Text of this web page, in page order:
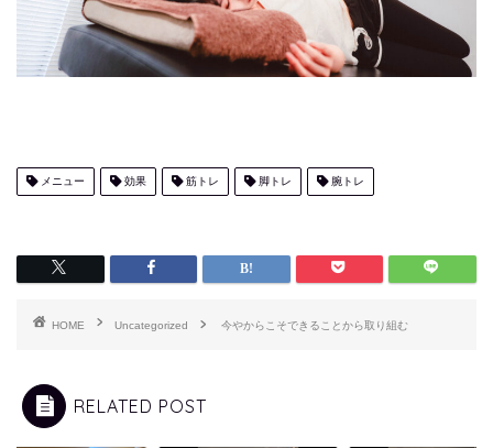
メニュー 効果 筋トレ 脚トレ 腕トレ
HOME Uncategorized 今やからこそできることから取り組む
RELATED POST